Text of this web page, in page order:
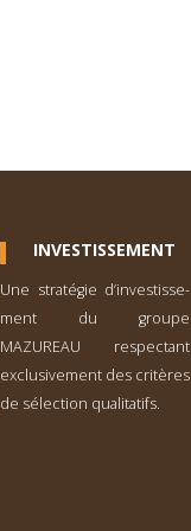
INVESTISSEMENT
Une stratégie d’investisse­
ment du groupe
MAZUREAU respectant
exclusivement des critères
de sélection qualitatifs.